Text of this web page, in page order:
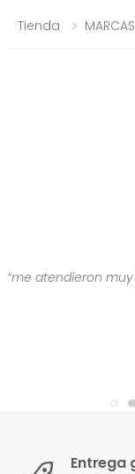
Tienda MARCAS
“me atendieron
Entrega